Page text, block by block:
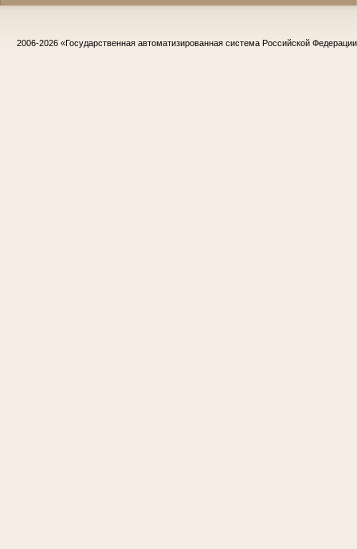
2006-2026 «Государственная автоматизированная система Российской